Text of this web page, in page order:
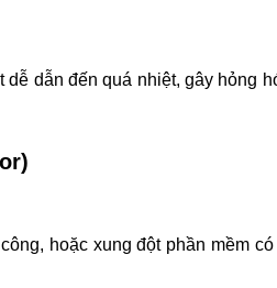
dẫn đến quá nhiệt, gây hỏng
hoặc xung đột phần mềm